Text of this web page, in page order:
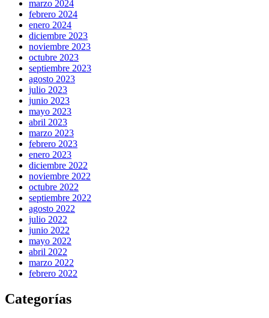
marzo 2024
febrero 2024
enero 2024
diciembre 2023
noviembre 2023
octubre 2023
septiembre 2023
agosto 2023
julio 2023
junio 2023
mayo 2023
abril 2023
marzo 2023
febrero 2023
enero 2023
diciembre 2022
noviembre 2022
octubre 2022
septiembre 2022
agosto 2022
julio 2022
junio 2022
mayo 2022
abril 2022
marzo 2022
febrero 2022
Categorías